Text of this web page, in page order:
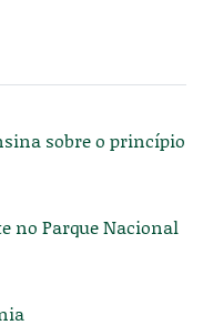
sobre o princípio
no Parque Nacional